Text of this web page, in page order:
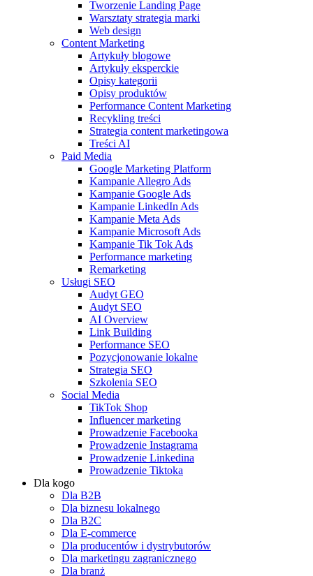
Tworzenie Landing Page
Warsztaty strategia marki
Web design
Content Marketing
Artykuły blogowe
Artykuły eksperckie
Opisy kategorii
Opisy produktów
Performance Content Marketing
Recykling treści
Strategia content marketingowa
Treści AI
Paid Media
Google Marketing Platform
Kampanie Allegro Ads
Kampanie Google Ads
Kampanie LinkedIn Ads
Kampanie Meta Ads
Kampanie Microsoft Ads
Kampanie Tik Tok Ads
Performance marketing
Remarketing
Usługi SEO
Audyt GEO
Audyt SEO
AI Overview
Link Building
Performance SEO
Pozycjonowanie lokalne
Strategia SEO
Szkolenia SEO
Social Media
TikTok Shop
Influencer marketing
Prowadzenie Facebooka
Prowadzenie Instagrama
Prowadzenie Linkedina
Prowadzenie Tiktoka
Dla kogo
Dla B2B
Dla biznesu lokalnego
Dla B2C
Dla E-commerce
Dla producentów i dystrybutorów
Dla marketingu zagranicznego
Dla branż